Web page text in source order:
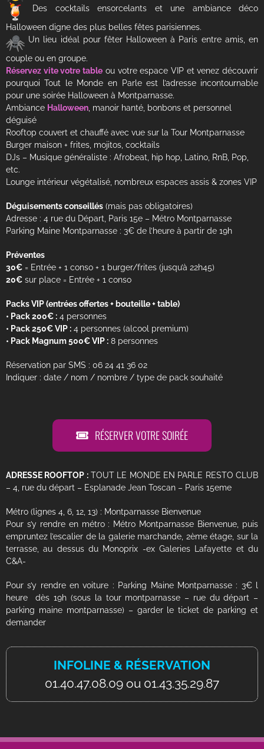
Des cocktails ensorcelants et une ambiance déco
Halloween digne des plus belles fêtes parisiennes.
Un lieu idéal pour fêter Halloween à Paris entre amis, en
couple ou en groupe.
Réservez vite votre table ou votre espace VIP et venez découvrir
pourquoi Tout le Monde en Parle est l’adresse incontournable
pour une soirée Halloween à Montparnasse.
Ambiance Halloween, manoir hanté, bonbons et personnel
déguisé
Rooftop couvert et chauffé avec vue sur la Tour Montparnasse
Burger maison + frites, mojitos, cocktails
DJs – Musique généraliste : Afrobeat, hip hop, Latino, RnB, Pop,
etc.
Lounge intérieur végétalisé, nombreux espaces assis & zones VIP
Déguisements conseillés(mais pas obligatoires)
Adresse : 4 rue du Départ, Paris 15e – Métro Montparnasse
Parking Maine Montparnasse : 3€ de l’heure à partir de 19h
Préventes
30€= Entrée + 1 conso + 1 burger/frites (jusqu’à 22h45)
20€sur place = Entrée + 1 conso
Packs VIP (entrées offertes + bouteille + table)
• Pack 200€ :4 personnes
• Pack 250€ VIP :4 personnes (alcool premium)
• Pack Magnum 500€ VIP :8 personnes
Réservation par SMS : 06 24 41 36 02
Indiquer : date / nom / nombre / type de pack souhaité
RÉSERVER VOTRE SOIRÉE
ADRESSE ROOFTOP :TOUT LE MONDE EN PARLE RESTO CLUB
– 4, rue du départ – Esplanade Jean Toscan – Paris 15eme
Métro (lignes 4, 6, 12, 13) : Montparnasse Bienvenue
Pour s’y rendre en métro : Métro Montparnasse Bienvenue, puis
empruntez l’escalier de la galerie marchande, 2ème étage, sur la
terrasse, au dessus du Monoprix -ex Galeries Lafayette et du
C&A-
Pour s’y rendre en voiture : Parking Maine Montparnasse : 3€ l
heure dès 19h (sous la tour montparnasse – rue du départ –
parking maine montparnasse) – garder le ticket de parking et
demander
INFOLINE & RÉSERVATION
01.40.47.08.09 ou 01.43.35.29.87